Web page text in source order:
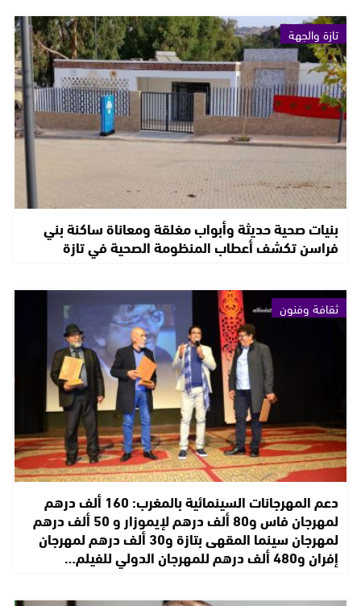
تازة والجهة
بنيات صحية حديثة وأبواب مغلقة ومعاناة ساكنة بني
فراسن تكشف أعطاب المنظومة الصحية في تازة
ثقافة وفنون
دعم المهرجانات السينمائية بالمغرب: 160 ألف درهم
لمهرجان فاس و80 ألف درهم لإيموزار و 50 ألف درهم
لمهرجان سينما المقهى بتازة و30 ألف درهم لمهرجان
إفران و480 ألف درهم للمهرجان الدولي للفيلم…